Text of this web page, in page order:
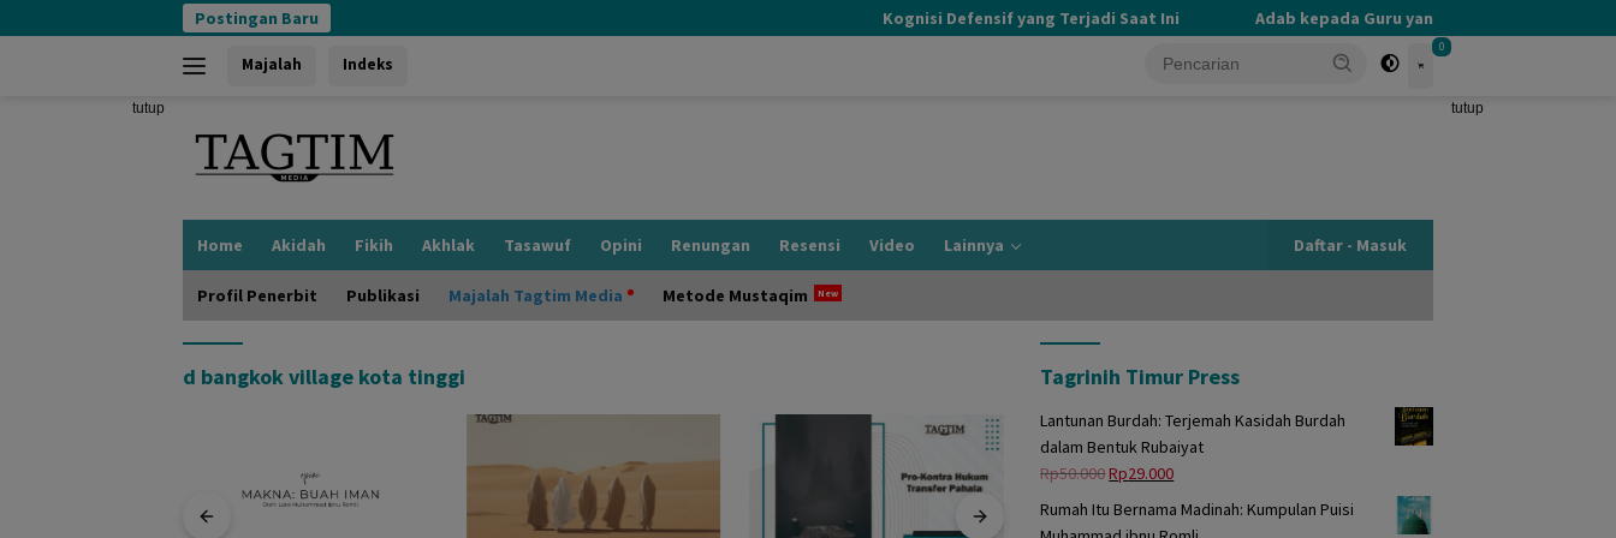
ke
Postingan Baru Kognisi Defensif yang Terjadi Saat Ini Adab kepada Guru yang Terlupakan
Majalah Indeks
0
tutup tutup
Home Akidah Fikih Akhlak Tasawuf Opini Renungan Resensi Video Lainnya Daftar - Masuk
Profil Penerbit Publikasi Majalah Tagtim Media Metode Mustaqim
d bangkok village kota tinggi Tagrinih Timur Press
Lantunan Burdah: Terjemah Kasidah Burdah
dalam Bentuk Rubaiyat
Rp50.000Harga
adalah:
Rp29.000Harga
Rumah Itu Bernama Madinah: Kumpulan Puisi